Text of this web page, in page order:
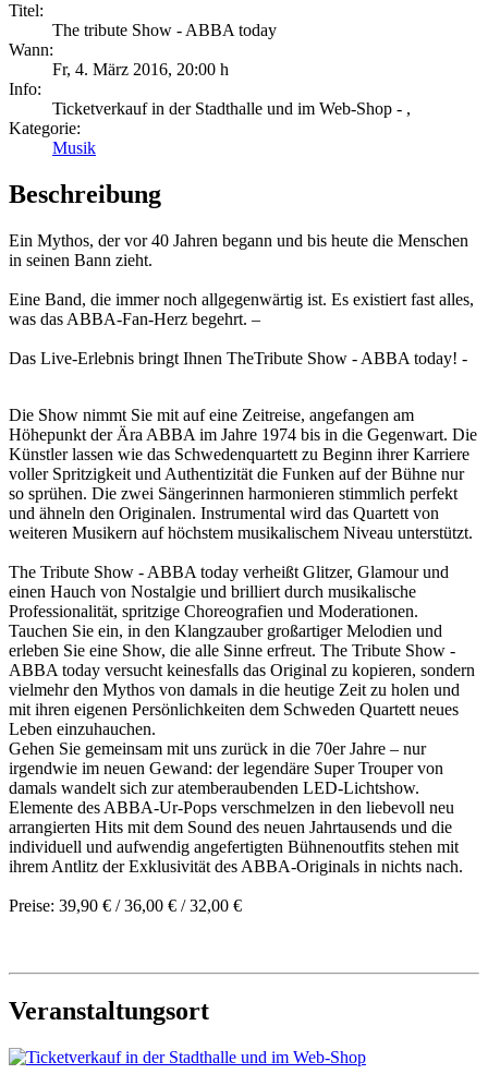
Titel:
The tribute Show - ABBA today
Wann:
Fr, 4. März 2016, 20:00 h
Info:
Ticketverkauf in der Stadthalle und im Web-Shop - ,
Kategorie:
Musik
Beschreibung
Ein Mythos, der vor 40 Jahren begann und bis heute die Menschen
in seinen Bann zieht.
Eine Band, die immer noch allgegenwärtig ist. Es existiert fast alles,
was das ABBA-Fan-Herz begehrt. –
Das Live-Erlebnis bringt Ihnen TheTribute Show - ABBA today! -
Die Show nimmt Sie mit auf eine Zeitreise, angefangen am
Höhepunkt der Ära ABBA im Jahre 1974 bis in die Gegenwart. Die
Künstler lassen wie das Schwedenquartett zu Beginn ihrer Karriere
voller Spritzigkeit und Authentizität die Funken auf der Bühne nur
so sprühen. Die zwei Sängerinnen harmonieren stimmlich perfekt
und ähneln den Originalen. Instrumental wird das Quartett von
weiteren Musikern auf höchstem musikalischem Niveau unterstützt.
The Tribute Show - ABBA today verheißt Glitzer, Glamour und
einen Hauch von Nostalgie und brilliert durch musikalische
Professionalität, spritzige Choreografien und Moderationen.
Tauchen Sie ein, in den Klangzauber großartiger Melodien und
erleben Sie eine Show, die alle Sinne erfreut. The Tribute Show -
ABBA today versucht keinesfalls das Original zu kopieren, sondern
vielmehr den Mythos von damals in die heutige Zeit zu holen und
mit ihren eigenen Persönlichkeiten dem Schweden Quartett neues
Leben einzuhauchen.
Gehen Sie gemeinsam mit uns zurück in die 70er Jahre – nur
irgendwie im neuen Gewand: der legendäre Super Trouper von
damals wandelt sich zur atemberaubenden LED-Lichtshow.
Elemente des ABBA-Ur-Pops verschmelzen in den liebevoll neu
arrangierten Hits mit dem Sound des neuen Jahrtausends und die
individuell und aufwendig angefertigten Bühnenoutfits stehen mit
ihrem Antlitz der Exklusivität des ABBA-Originals in nichts nach.
Preise: 39,90 € / 36,00 € / 32,00 €
Veranstaltungsort